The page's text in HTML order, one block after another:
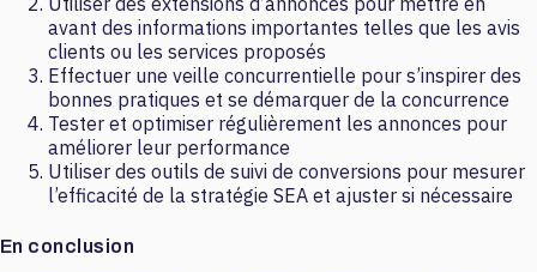
avant des informations importantes telles que les avis
clients ou les services proposés
Effectuer une veille concurrentielle pour s’inspirer des
bonnes pratiques et se démarquer de la concurrence
Tester et optimiser régulièrement les annonces pour
améliorer leur performance
Utiliser des outils de suivi de conversions pour mesurer
l’efficacité de la stratégie SEA et ajuster si nécessaire
En conclusion